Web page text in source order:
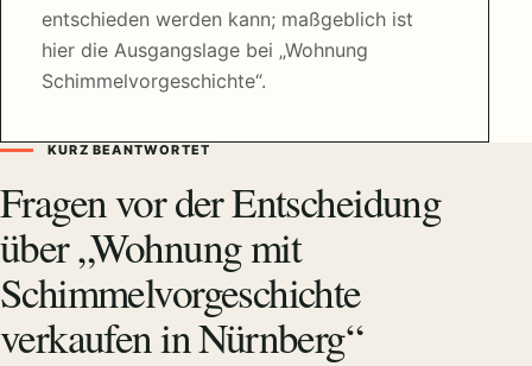
entschieden werden kann; maßgeblich ist
hier die Ausgangslage bei „Wohnung
Schimmelvorgeschichte“.
KURZ BEANTWORTET
Fragen vor der Entscheidung
über „Wohnung mit
Schimmelvorgeschichte
verkaufen in Nürnberg“